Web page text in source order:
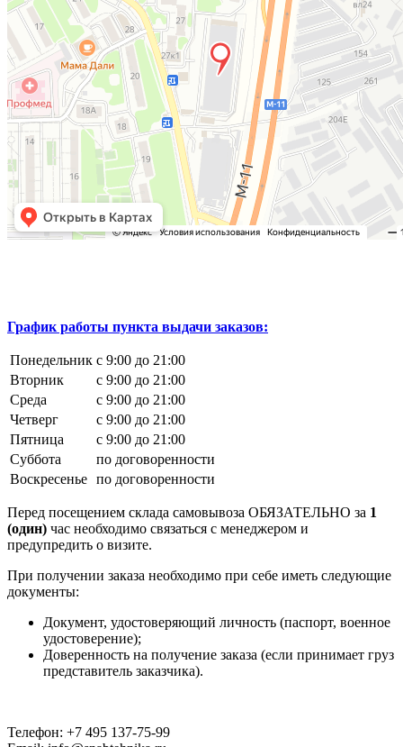
График работы пункта выдачи заказов:
Понедельник с 9:00 до 21:00
Вторник
с 9:00 до 21:00
Среда
с 9:00 до 21:00
Четверг
с 9:00 до 21:00
Пятница
с 9:00 до 21:00
Суббота
по договоренности
Воскресенье по договоренности
Перед посещением склада самовывоза ОБЯЗАТЕЛЬНО за 1
(один) час необходимо связаться с менеджером и
предупредить о визите.
При получении заказа необходимо при себе иметь следующие
документы:
Документ, удостоверяющий личность (паспорт, военное
удостоверение);
Доверенность на получение заказа (если принимает груз
представитель заказчика).
Телефон: +7 495 137-75-99